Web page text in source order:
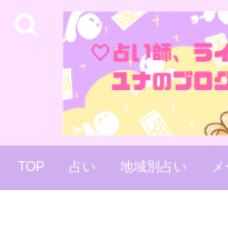
TOP 占い 地域別占い